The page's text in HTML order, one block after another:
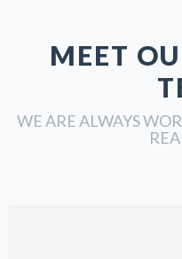
MEET
WE ARE ALWAYS